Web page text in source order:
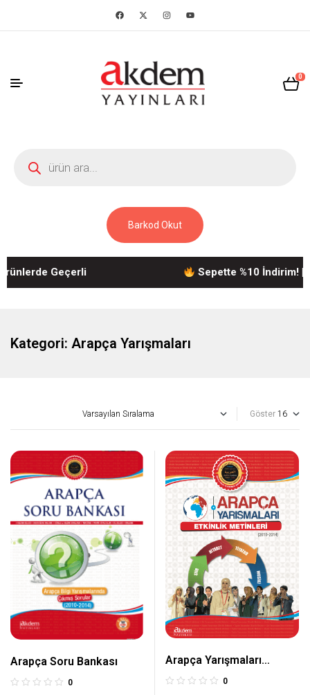
0
Barkod Okut
Geçerli Sepette %10 İndirim! |
Kategori: Arapça Yarışmaları
Göster
Arapça Soru Bankası
0
Arapça Yarışmaları
Etkinlik Metinleri
0